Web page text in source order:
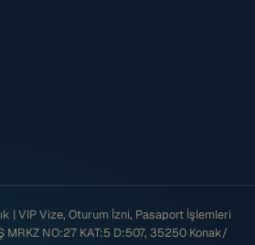
| VIP Vize, Oturum İzni, Pasaport İşlemleri
MRKZ NO:27 KAT:5 D:507, 35250 Konak/